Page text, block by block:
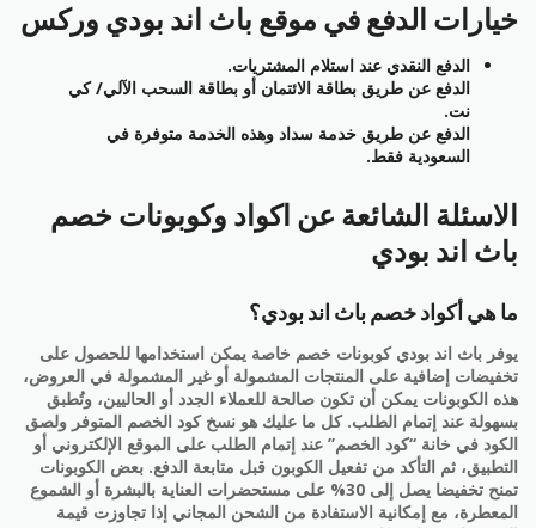
خيارات الدفع في موقع باث اند بودي وركس
الدفع النقدي عند استلام المشتريات.
الدفع عن طريق بطاقة الائتمان أو بطاقة السحب الآلي/ كي
نت.
الدفع عن طريق خدمة سداد وهذه الخدمة متوفرة في
السعودية فقط.
الاسئلة الشائعة عن اكواد وكوبونات خصم
باث اند بودي
ما هي أكواد خصم باث اند بودي؟
يوفر باث اند بودي كوبونات خصم خاصة يمكن استخدامها للحصول على
تخفيضات إضافية على المنتجات المشمولة أو غير المشمولة في العروض،
هذه الكوبونات يمكن أن تكون صالحة للعملاء الجدد أو الحاليين، وتُطبق
بسهولة عند إتمام الطلب. كل ما عليك هو نسخ كود الخصم المتوفر ولصق
الكود في خانة “كود الخصم” عند إتمام الطلب على الموقع الإلكتروني أو
التطبيق، ثم التأكد من تفعيل الكوبون قبل متابعة الدفع. بعض الكوبونات
تمنح تخفيضا يصل إلى 30% على مستحضرات العناية بالبشرة أو الشموع
المعطرة، مع إمكانية الاستفادة من الشحن المجاني إذا تجاوزت قيمة